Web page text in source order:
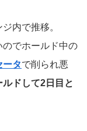
内で推移。
でホールド中の
ータで削られ悪
ドして2日目と